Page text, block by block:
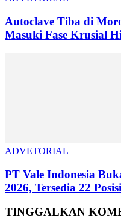
Autoclave Tiba di
Masuki Fase Krusial
ADVETORIAL
PT Vale Indonesia
2026, Tersedia 22
TINGGALKAN